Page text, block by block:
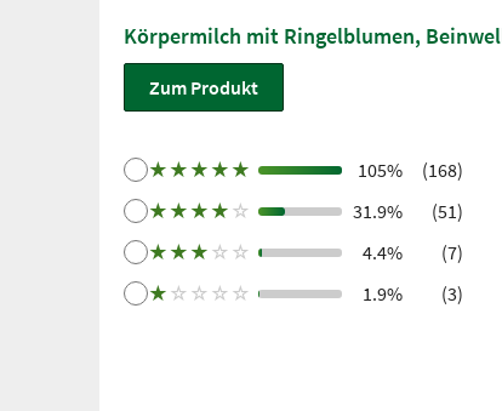
Körpermilch mit Ringelblumen,
Zum Produkt
★ ★ ★ ★ ★ 105%
(168)
★ ★ ★ ★ ☆ 31.9%
(51)
★ ★ ★ ☆ ☆ 4.4%
(7)
★ ☆ ☆ ☆ ☆ 1.9% (3)